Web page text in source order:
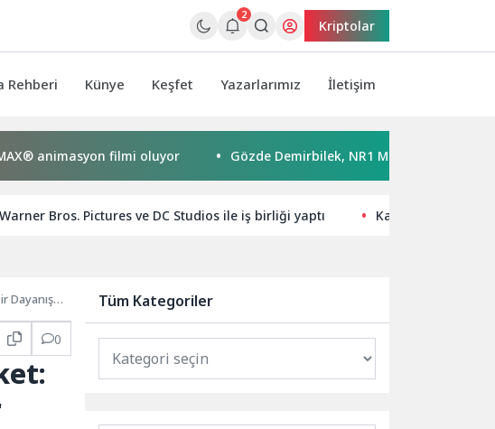
2
Kriptolar
Rehberi Künye Keşfet Yazarlarımız İletişim
filmi oluyor Gözde Demirbilek, NR1 Magazin’de: ‘Son
Bros. Pictures ve DC Studios ile iş birliği yaptı Kaspersky
0
Tüm Kategoriler